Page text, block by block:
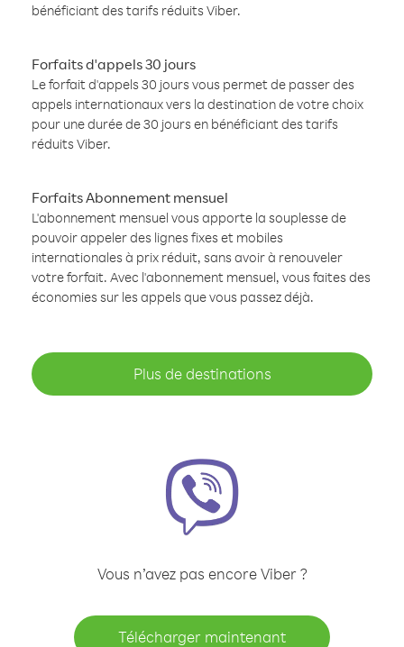
bénéficiant des tarifs réduits Viber.
Forfaits d'appels 30 jours
Le forfait d'appels 30 jours vous permet de passer des
appels internationaux vers la destination de votre choix
pour une durée de 30 jours en bénéficiant des tarifs
réduits Viber.
Forfaits Abonnement mensuel
L'abonnement mensuel vous apporte la souplesse de
pouvoir appeler des lignes fixes et mobiles
internationales à prix réduit, sans avoir à renouveler
votre forfait. Avec l'abonnement mensuel, vous faites des
économies sur les appels que vous passez déjà.
Plus de destinations
Vous n’avez pas encore Viber ?
Télécharger maintenant